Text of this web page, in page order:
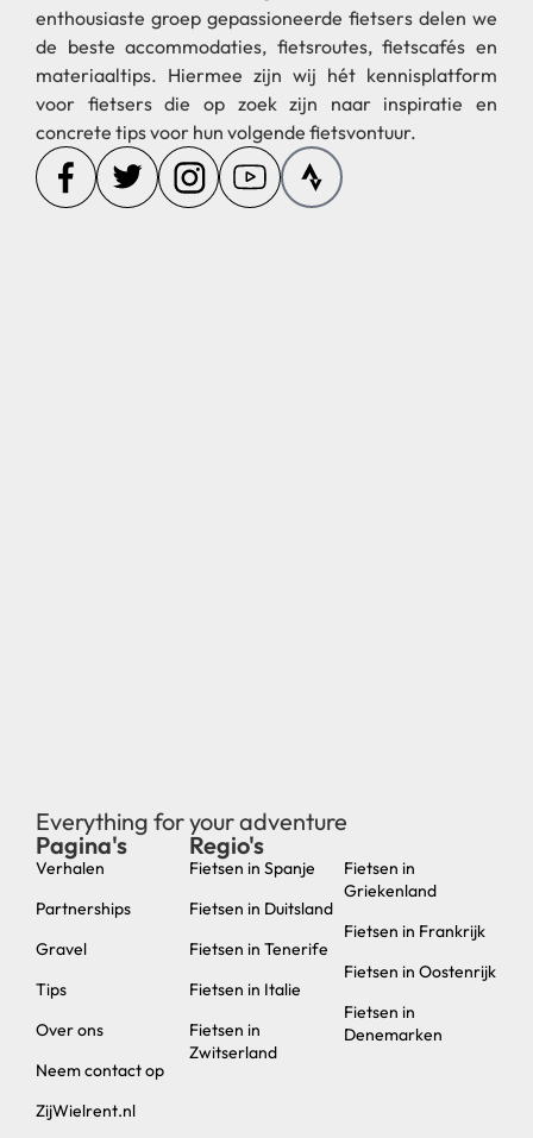
enthousiaste groep gepassioneerde fietsers delen we
de beste accommodaties, fietsroutes, fietscafés en
materiaaltips. Hiermee zijn wij hét kennisplatform
voor fietsers die op zoek zijn naar inspiratie en
concrete tips voor hun volgende fietsvontuur.
Everything for your adventure
Pagina's
Verhalen
Partnerships
Gravel
Tips
Over ons
Neem contact op
ZijWielrent.nl
Regio's
Fietsen in Spanje
Fietsen in Duitsland
Fietsen in Tenerife
Fietsen in Italie
Fietsen in
Zwitserland
Fietsen in
Griekenland
Fietsen in Frankrijk
Fietsen in Oostenrijk
Fietsen in
Denemarken